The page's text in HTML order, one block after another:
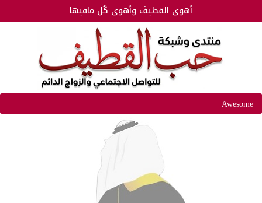
أهوى القطيفَ وأهوى كُل مافيها
Awesome